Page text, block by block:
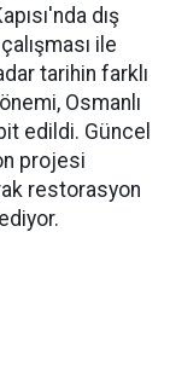
dış
ile
tarihin farklı
Osmanlı
edildi. Güncel
projesi
restorasyon